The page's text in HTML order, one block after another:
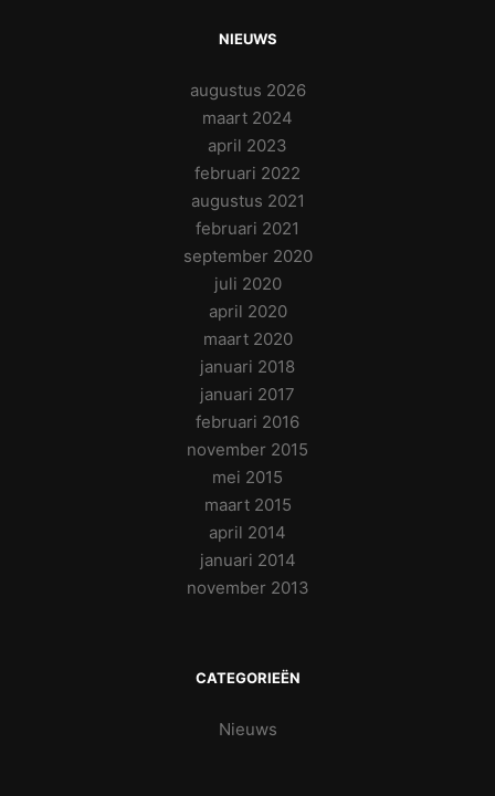
NIEUWS
augustus 2026
maart 2024
april 2023
februari 2022
augustus 2021
februari 2021
september 2020
juli 2020
april 2020
maart 2020
januari 2018
januari 2017
februari 2016
november 2015
mei 2015
maart 2015
april 2014
januari 2014
november 2013
CATEGORIEËN
Nieuws